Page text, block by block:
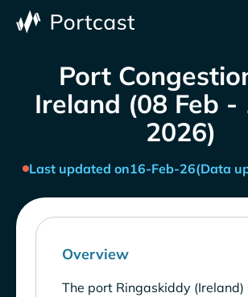
Port
Ireland (08 Feb -
2026)
Last updated on16-Feb-26(Data
Overview
The port Ringaskiddy (Ireland)